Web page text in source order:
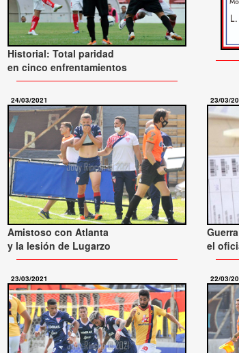
Historial: Total paridad
en cinco enfrentamientos
24/03/2021
Amistoso con Atlanta
y la lesión de Lugarzo
23/03/
el
23/03/2021 22/03/